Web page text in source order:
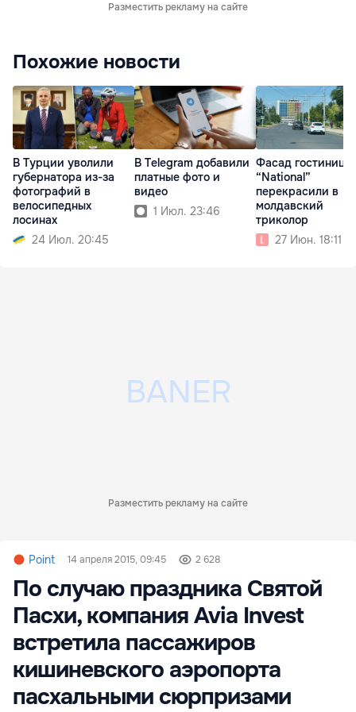
Разместить рекламу на сайте
Похожие новости
В Турции уволили
губернатора из-за
фотографий в
велосипедных
лосинах
24 Июл. 20:45
В Telegram добавили
платные фото и
видео
1 Июл. 23:46
Фасад гостиницы
“National”
перекрасили в
молдавский
триколор
27 Июн. 18:11
Разместить рекламу на сайте
Point 14 апреля 2015, 09:45 2 628
По случаю праздника Святой
Пасхи, компания Avia Invest
встретила пассажиров
кишиневского аэропорта
пасхальными сюрпризами